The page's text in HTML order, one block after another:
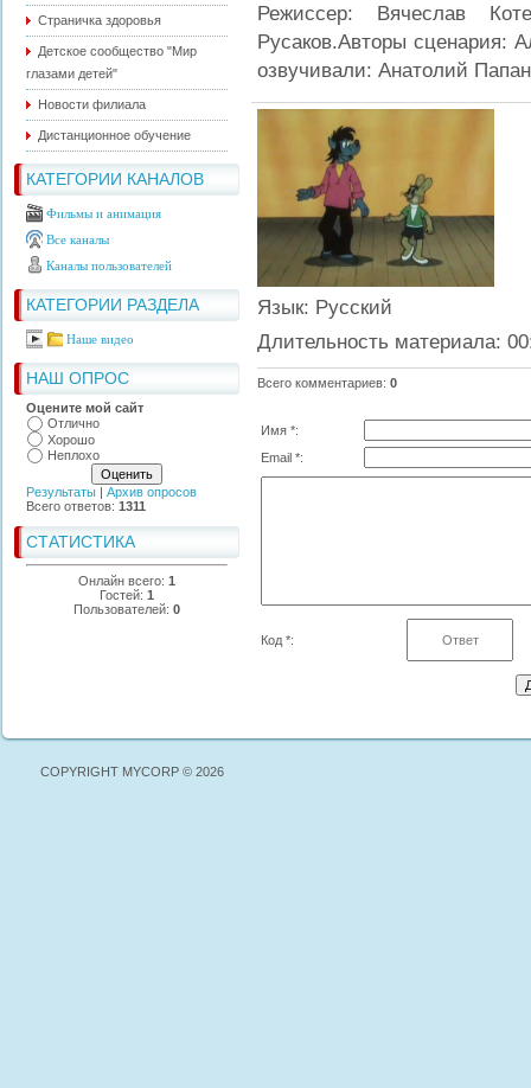
Страничка здоровья
Детское сообщество "Мир
глазами детей"
Новости филиала
Дистанционное обучение
КАТЕГОРИИ КАНАЛОВ
Фильмы и анимация
Все каналы
Каналы пользователей
КАТЕГОРИИ РАЗДЕЛА
Наше видео
НАШ ОПРОС
Оцените мой сайт
Отлично
Хорошо
Неплохо
Результаты | Архив опросов
Всего ответов: 1311
СТАТИСТИКА
Онлайн всего: 1
Гостей: 1
Пользователей: 0
Режиссер: Вячеслав
Русаков.Авторы сценария:
озвучивали: Анатолий
Язык: Русский
Длительность материала:
Всего комментариев: 0
Имя *:
Email *:
Код *:
COPYRIGHT MYCORP © 2026